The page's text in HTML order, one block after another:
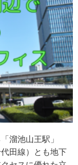
溜池山王駅」
田線）とも地下